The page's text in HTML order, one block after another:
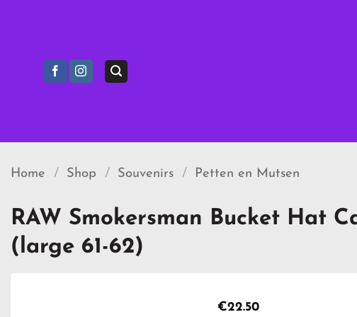
Home / Shop / Souvenirs / Petten en Mutsen
RAW Smokersman Bucket Hat
(large 61-62)
€22.50